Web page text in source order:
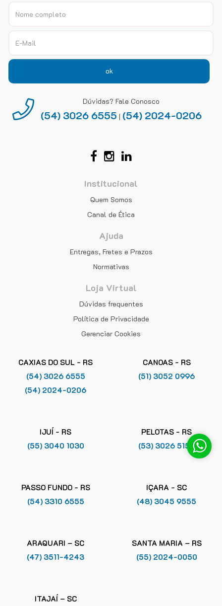
ok
Dúvidas? Fale Conosco
(54) 3026 6555 | (54) 2024-0206
Institucional
Quem Somos
Canal de Ética
Ajuda
Entregas, Fretes e Prazos
Normativas
Loja Virtual
Dúvidas frequentes
Política de Privacidade
Gerenciar Cookies
CAXIAS DO SUL - RS
(54) 3026 6555
(54) 2024-0206
CANOAS - RS
(51) 3052 0996
IJUÍ - RS
(55) 3040 1030
PELOTAS - RS
(53) 3026 5155
PASSO FUNDO - RS
(54) 3310 6555
IÇARA - SC
(48) 3045 9555
ARAQUARI – SC
(47) 3511-4243
SANTA MARIA – RS
(55) 2024-0050
ITAJAÍ – SC